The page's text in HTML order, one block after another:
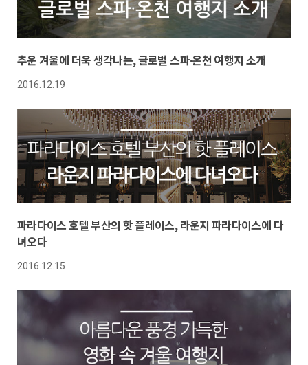
추운 겨울에 더욱 생각나는, 글로벌 스파∙온천 여행지 소개
2016.12.19
파라다이스 호텔 부산의 핫 플레이스, 라운지 파라다이스에 다
녀오다
2016.12.15